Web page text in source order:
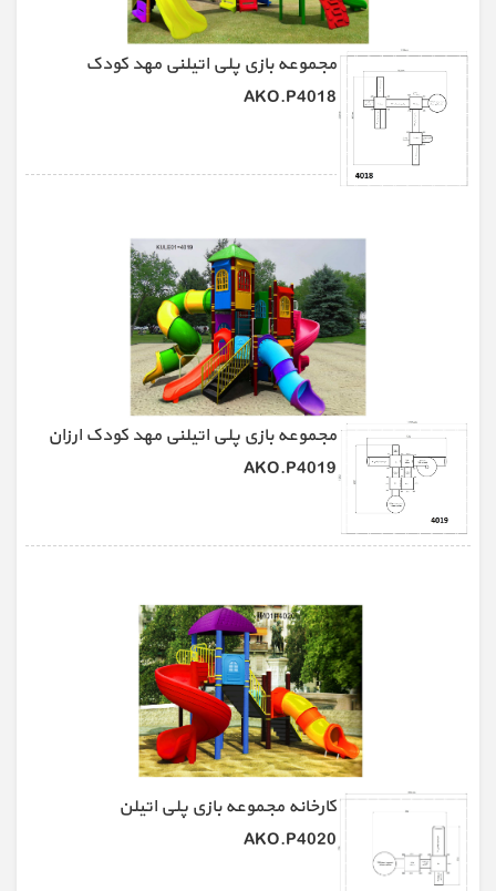
مجموعه بازی پلی اتیلنی مهد کودک
AKO.P4018
مجموعه بازی پلی اتیلنی مهد کودک ارزان
AKO.P4019
کارخانه مجموعه بازی پلی اتیلن
AKO.P4020